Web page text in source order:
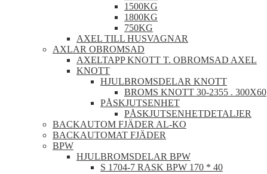
1500KG
1800KG
750KG
AXEL TILL HUSVAGNAR
AXLAR OBROMSAD
AXELTAPP KNOTT T. OBROMSAD AXEL
KNOTT
HJULBROMSDELAR KNOTT
BROMS KNOTT 30-2355 . 300X60
PÅSKJUTSENHET
PÅSKJUTSENHETDETALJER
BACKAUTOM FJÄDER AL-KO
BACKAUTOMAT FJÄDER
BPW
HJULBROMSDELAR BPW
S 1704-7 RASK BPW 170 * 40